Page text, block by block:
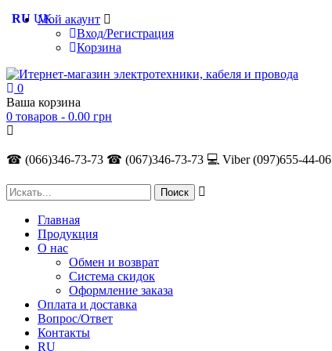
Мой акаунт
Вход/Регистрация
Корзина
0
Ваша корзина
0 товаров - 0.00 грн
☎ (066)346-73-73 ☎ (067)346-73-73 💻 Viber (097)655-44-06
Главная
Продукция
О нас
Обмен и возврат
Система скидок
Оформление заказа
Оплата и доставка
Вопрос/Ответ
Контакты
RU
RU UK